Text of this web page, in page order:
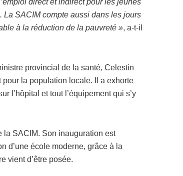
La SACIM compte aussi dans les jours
à la réduction de la pauvreté », a-t-il
provincial de la santé, Celestin
la population locale. Il a exhorte
l’hôpital et tout l’équipement qui s’y
la SACIM. Son inauguration est
d’une école moderne, grâce à la
vient d’être posée.